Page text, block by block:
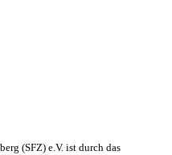
(SFZ) e.V. ist durch das